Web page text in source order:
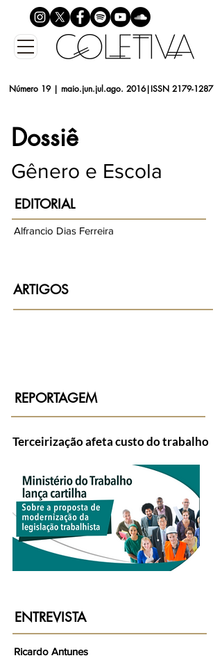
Número 19 | maio.jun.jul.ago. 2016|ISSN 2179-1287
Dossiê
Gênero e Escola
EDITORIAL
Alfrancio Dias Ferreira
ARTIGOS
REPORTAGEM
Terceirização afeta custo do trabalho
ENTREVISTA
Ricardo Antunes